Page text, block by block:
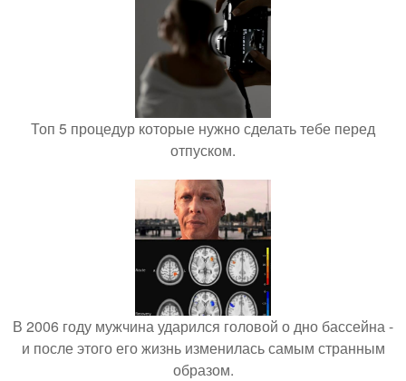
Топ 5 процедур которые нужно сделать тебе перед
отпуском.
В 2006 году мужчина ударился головой о дно бассейна -
и после этого его жизнь изменилась самым странным
образом.